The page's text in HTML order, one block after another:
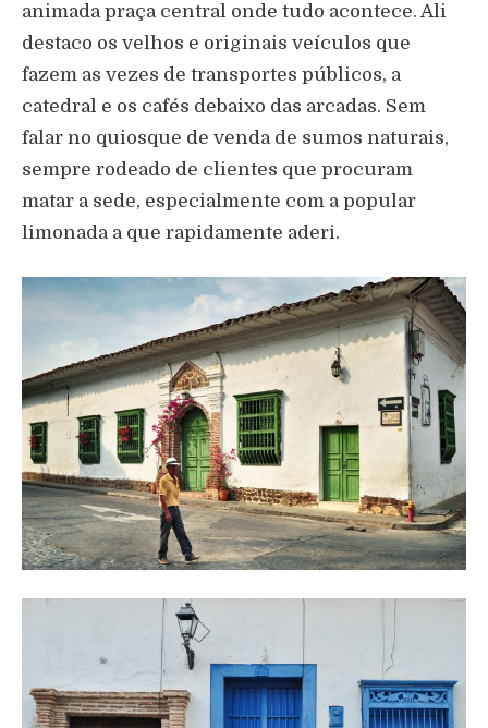
animada praça central onde tudo acontece. Ali
destaco os velhos e originais veículos que
fazem as vezes de transportes públicos, a
catedral e os cafés debaixo das arcadas. Sem
falar no quiosque de venda de sumos naturais,
sempre rodeado de clientes que procuram
matar a sede, especialmente com a popular
limonada a que rapidamente aderi.